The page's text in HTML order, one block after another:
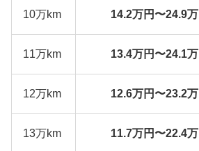
10万km 14.2万円〜24.9万
11万km 13.4万円〜24.1万
12万km 12.6万円〜23.2万
13万km 11.7万円〜22.4万